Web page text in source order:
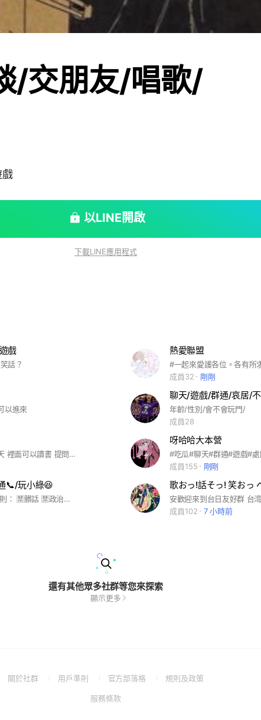
/交朋友/唱歌/
以LINE開啟
下載LINE應用程式
戲
話？
熱愛聯盟
#一起來愛護各位。各有所
成員32
剛剛
以進來
聊天/遊戲/群通/哀居/
年齡/性別/會不會玩門/
成員28
歡迎各位大大進來聊天 裡面可以讀書 提問 也有DC群可以進來
呀哈哈大本營
成員155
剛剛
📞/玩小綠😆
💕群規💕 維持三大原則： 🈲髒話 🈲政治、宗教 ✅吵架架（請不帶髒字且無人身、家庭攻擊） 違反上述三大原則通通送飛機票～💘
成員102
7 小時前
還有其他眾多社群等您來探索
顯示更多
關於社群
(Open用戶準則
(Open
a
官方部落格
(Open規則及政策(Open
服務條款(Open